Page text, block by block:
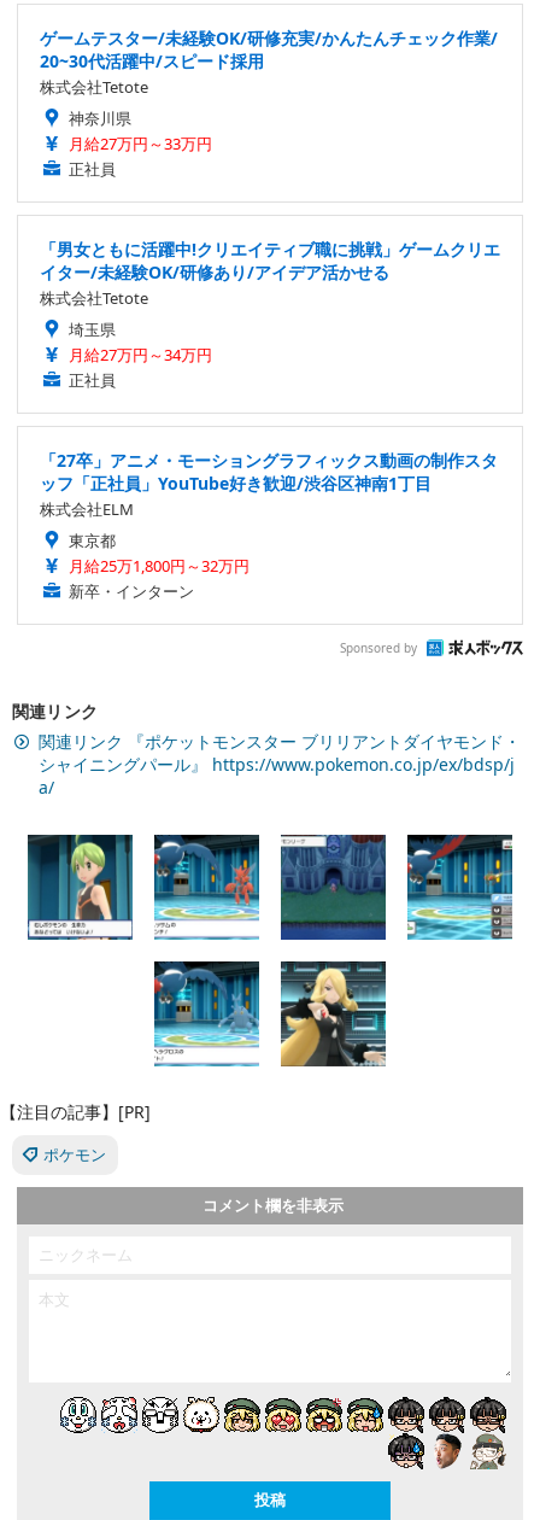
ゲームテスター/未経験OK/研修充実/かんたんチェック作業/
20~30代活躍中/スピード採用
株式会社Tetote
神奈川県
月給27万円～33万円
正社員
「男女ともに活躍中!クリエイティブ職に挑戦」ゲームクリエ
イター/未経験OK/研修あり/アイデア活かせる
株式会社Tetote
埼玉県
月給27万円～34万円
正社員
「27卒」アニメ・モーショングラフィックス動画の制作スタ
ッフ「正社員」YouTube好き歓迎/渋谷区神南1丁目
株式会社ELM
東京都
月給25万1,800円～32万円
新卒・インターン
Sponsored by
関連リンク
関連リンク 『ポケットモンスター ブリリアントダイヤモンド・
シャイニングパール』 https://www.pokemon.co.jp/ex/bdsp/j
a/
【注目の記事】[PR]
ポケモン
コメント欄を非表示